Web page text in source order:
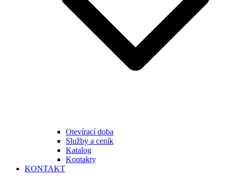
Otevírací doba
Služby a ceník
Katalog
Kontakty
KONTAKT